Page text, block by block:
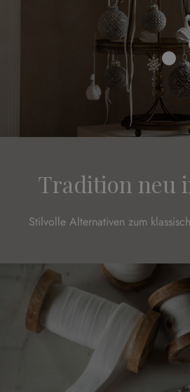
Tradition neu
Stilvolle Alternativen zum